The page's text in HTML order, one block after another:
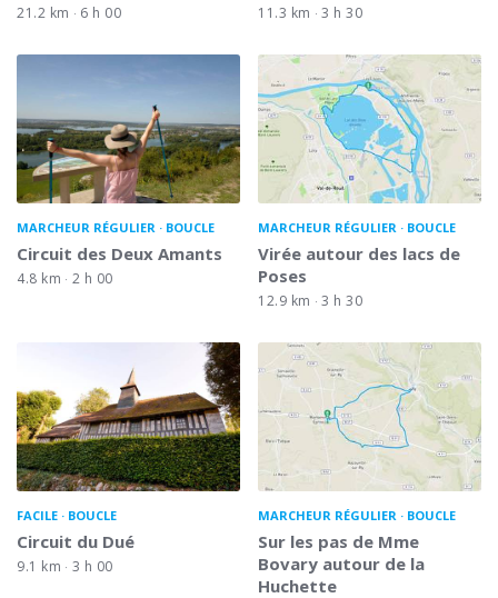
21.2 km 6 h 00 11.3 km 3 h 30
MARCHEUR RÉGULIER BOUCLE
Circuit des Deux Amants
4.8 km 2 h 00
MARCHEUR RÉGULIER BOUCLE
Virée autour des lacs de
Poses
12.9 km 3 h 30
FACILE BOUCLE
Circuit du Dué
9.1 km 3 h 00
MARCHEUR RÉGULIER BOUCLE
Sur les pas de Mme
Bovary autour de la
Huchette